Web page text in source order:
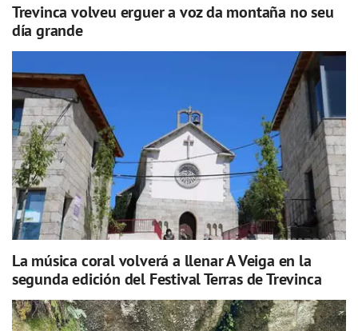
Trevinca volveu erguer a voz da montaña no seu
día grande
La música coral volverá a llenar A Veiga en la
segunda edición del Festival Terras de Trevinca